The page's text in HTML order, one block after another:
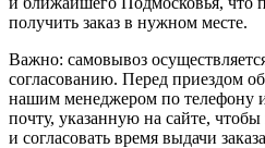
получить заказ в нужном месте.
Важно: самовывоз
согласованию. Перед приездом
нашим менеджером по телефону
почту, указанную на сайте,
и согласовать время выдачи